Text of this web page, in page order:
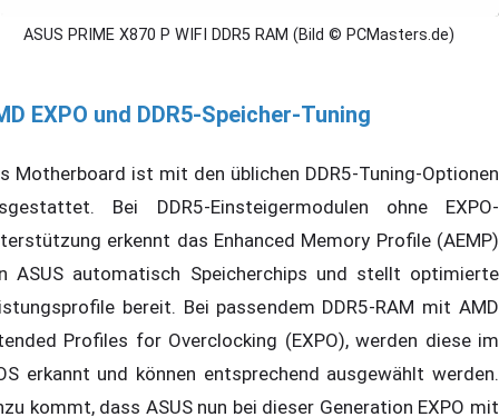
ASUS PRIME X870 P WIFI DDR5 RAM (Bild © PCMasters.de)
EXPO und DDR5-Speicher-Tuning
Motherboard ist mit den üblichen DDR5-Tuning-Optionen
Bei DDR5-Einsteigermodulen ohne EXPO-
erkennt das Enhanced Memory Profile (AEMP)
ASUS automatisch Speicherchips und stellt optimierte
bereit. Bei passendem DDR5-RAM mit AMD
Profiles for Overclocking (EXPO), werden diese im
erkannt und können entsprechend ausgewählt werden.
kommt, dass ASUS nun bei dieser Generation EXPO mit